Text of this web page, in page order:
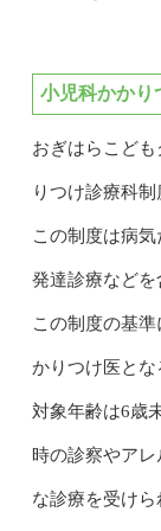
小児科かかり
おぎはらこど
りつけ診療科
この制度は病
発達診療などを
この制度の基
かりつけ医とな
対象年齢は6歳
時の診察やア
な診療を受けら